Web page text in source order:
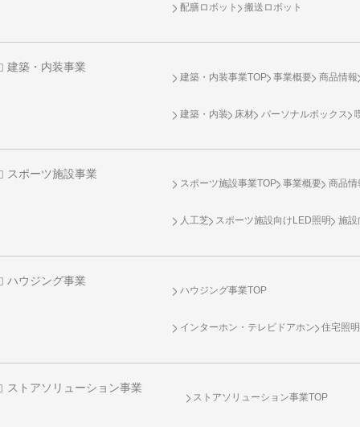
配膳ロボット 搬送ロボット
建築・内装事業
建築・内装事業TOP 事業概要 商品情報
建築・内装 床材 パーソナルボックス
スポーツ施設事業
スポーツ施設事業TOP 事業概要 商品情
人工芝 スポーツ施設向け LED照明 施設
ハウジング事業
ハウジング事業TOP
インターホン・テレビドアホン 住宅照明
ストアソリューション事業
ストアソリューション事業TOP